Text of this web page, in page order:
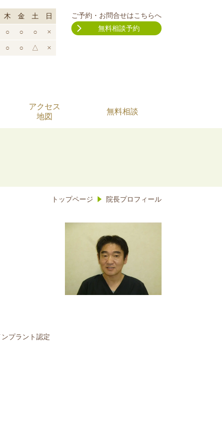
木 金 土
日
○
○ ○
×
○
○ △ ×
ご予約・お問合せはこちらへ
無料相談予約
アクセス
地図
無料相談
トップページ 院長プロフィール
プラント認定